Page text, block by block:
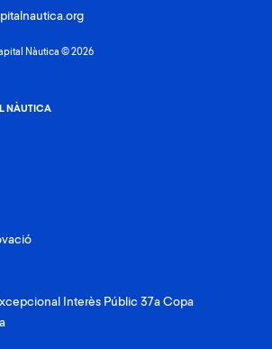
Nàutica © 2026
NÀUTICA
Interès Públic 37a Copa